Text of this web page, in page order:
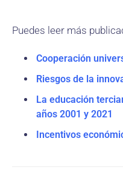
Puedes leer más
Cooperación
Riesgos de la
La educación
años 2001 y 2021
Incentivos